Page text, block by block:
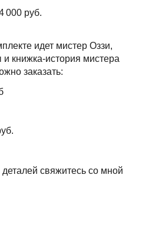
000 руб.
идет мистер Оззи,
книжка-история мистера
заказать:
свяжитесь со мной